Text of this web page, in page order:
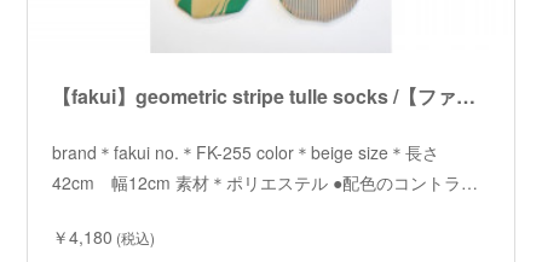
【fakui】geometric stripe tulle socks /【ファクイ】ジオメトリックストライプチュールソックス
brand＊fakui no.＊FK-255 color＊beige size＊長さ
42cm 幅12cm 素材＊ポリエステル ●配色のコントラ…
￥4,180 (税込)